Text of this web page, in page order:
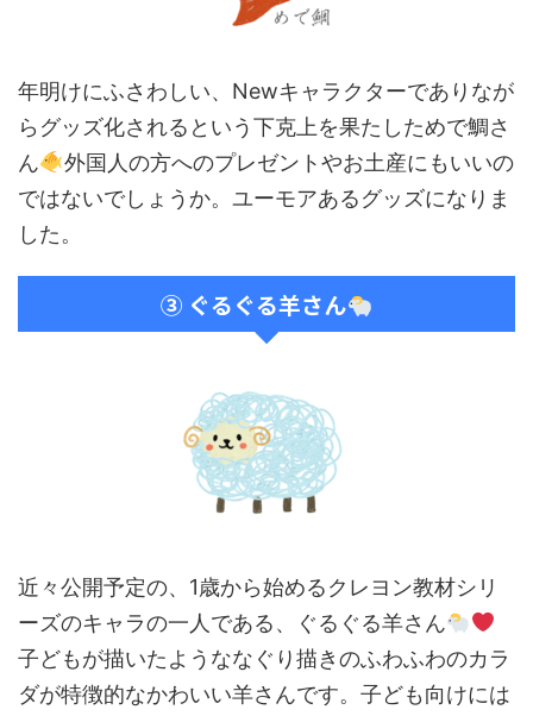
年明けにふさわしい、Newキャラクターでありなが
らグッズ化されるという下克上を果たしためで鯛さ
ん
外国人の方へのプレゼントやお土産にもいいの
ではないでしょうか。ユーモアあるグッズになりま
した。
③ ぐるぐる羊さん
近々公開予定の、1歳から始めるクレヨン教材シリ
ーズのキャラの一人である、ぐるぐる羊さん
子どもが描いたようななぐり描きのふわふわのカラ
ダが特徴的なかわいい羊さんです。子ども向けには